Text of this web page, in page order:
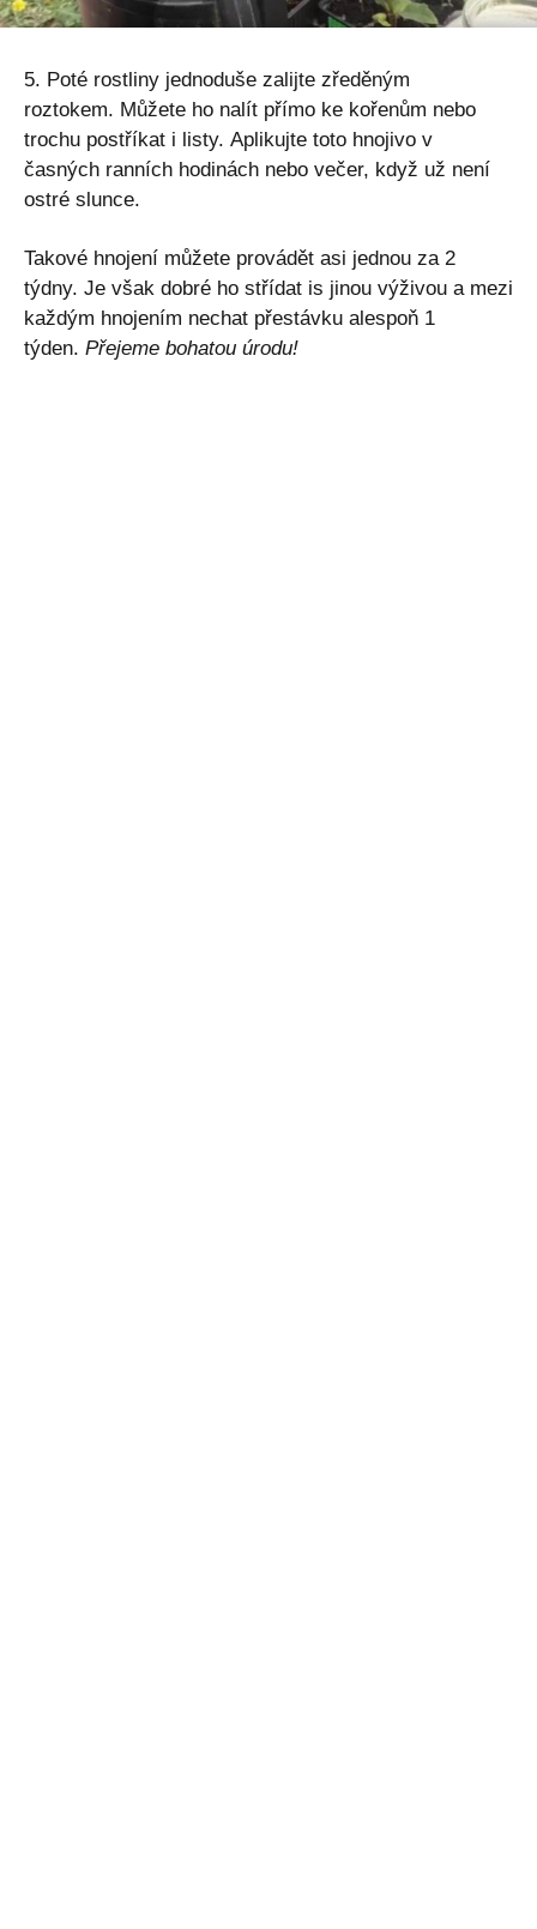
5. Poté rostliny jednoduše zalijte zředěným
roztokem. Můžete ho nalít přímo ke kořenům nebo
trochu postříkat i listy. Aplikujte toto hnojivo v
časných ranních hodinách nebo večer, když už není
ostré slunce.
Takové hnojení můžete provádět asi jednou za 2
týdny. Je však dobré ho střídat is jinou výživou a mezi
každým hnojením nechat přestávku alespoň 1
týden. Přejeme bohatou úrodu!